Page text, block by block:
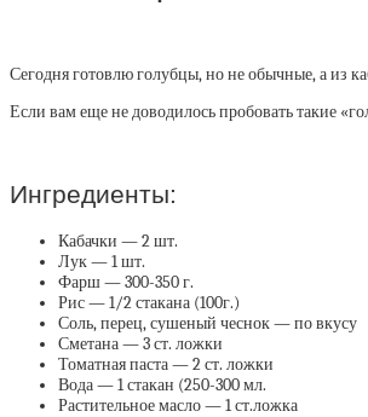
Сегодня готовлю голубцы, но не обычные, а из
Если вам еще не доводилось пробовать такие
Ингредиенты:
Кабачки — 2 шт.
Лук — 1 шт.
Фарш — 300-350 г.
Рис — 1/2 стакана (100г.)
Соль, перец, сушеный чеснок — по вкусу
Сметана — 3 ст. ложки
Томатная паста — 2 ст. ложки
Вода — 1 стакан (250-300 мл.
Растительное масло — 1 ст.ложка